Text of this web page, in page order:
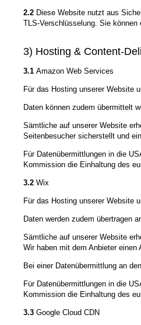
2.2 Diese Website nutzt aus
TLS-Verschlüsselung. Sie können
3) Hosting & Content-
3.1 Amazon Web Services
Für das Hosting unserer Website
Daten können zudem übermittelt
Sämtliche auf unserer Website
Seitenbesucher sicherstellt und
Für Datenübermittlungen in die
Kommission die Einhaltung des
3.2 Wix
Für das Hosting unserer Website
Daten werden zudem übertragen
Sämtliche auf unserer Website
Wir haben mit dem Anbieter
Bei einer Datenübermittlung an
Für Datenübermittlungen in die
Kommission die Einhaltung des
3.3 Google Cloud CDN